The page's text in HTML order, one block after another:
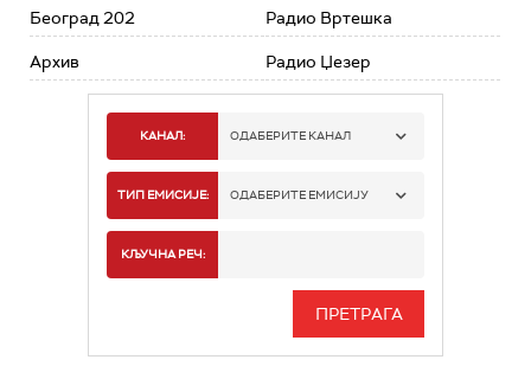
Београд 202
Архив
Радио Вртешка
Радио Џезер
КАНАЛ: ОДАБЕРИТЕ КАНАЛ
РАДИО БЕОГРАД 1
РАДИО БЕОГРАД 3
ТИП ЕМИСИЈЕ: ОДАБЕРИТЕ ЕМИСИЈУ
ИНФО
КЉУЧНА РЕЧ: